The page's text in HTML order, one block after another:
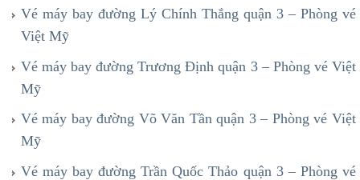
Vé máy bay đường Lý Chính Thắng quận 3 – Phòng vé
Việt Mỹ
Vé máy bay đường Trương Định quận 3 – Phòng vé Việt
Mỹ
Vé máy bay đường Võ Văn Tần quận 3 – Phòng vé Việt
Mỹ
Vé máy bay đường Trần Quốc Thảo quận 3 – Phòng vé